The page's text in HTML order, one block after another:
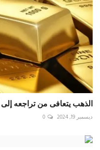
الذهب يتعافى من تراجعه
ديسمبر 19, 2024 0